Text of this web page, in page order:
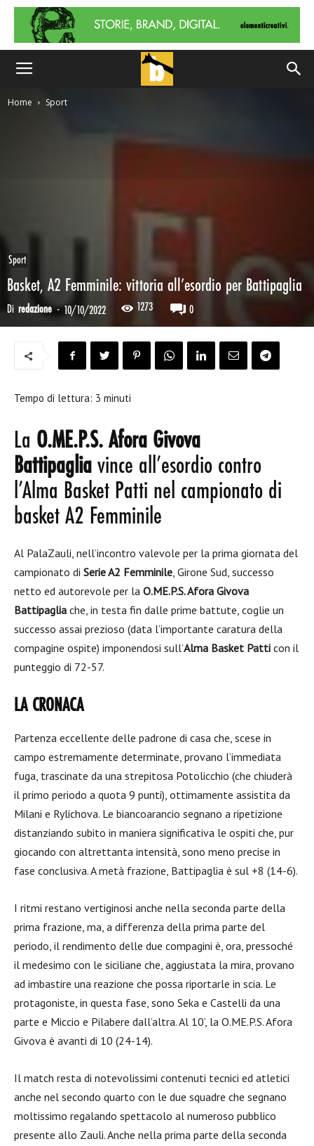
Home Sport
Sport
Basket, A2 Femminile: vittoria all’esordio per Battipaglia
Di redazione - 10/10/2022 1273 0
Tempo di lettura: 3 minuti
La O.ME.P.S. Afora Givova
Battipaglia vince all’esordio contro
l’Alma Basket Patti nel campionato di
basket A2 Femminile
Al PalaZauli, nell’incontro valevole per la prima giornata del
campionato di Serie A2 Femminile, Girone Sud, successo
netto ed autorevole per la O.ME.P.S. Afora Givova
Battipaglia che, in testa fin dalle prime battute, coglie un
successo assai prezioso (data l’importante caratura della
compagine ospite) imponendosi sull’Alma Basket Patti con il
punteggio di 72-57.
LA CRONACA
Partenza eccellente delle padrone di casa che, scese in
campo estremamente determinate, provano l’immediata
fuga, trascinate da una strepitosa Potolicchio (che chiuderà
il primo periodo a quota 9 punti), ottimamente assistita da
Milani e Rylichova. Le biancoarancio segnano a ripetizione
distanziando subito in maniera significativa le ospiti che, pur
giocando con altrettanta intensità, sono meno precise in
fase conclusiva. A metà frazione, Battipaglia è sul +8 (14-6).
I ritmi restano vertiginosi anche nella seconda parte della
prima frazione, ma, a differenza della prima parte del
periodo, il rendimento delle due compagini è, ora, pressoché
il medesimo con le siciliane che, aggiustata la mira, provano
ad imbastire una reazione che possa riportarle in scia. Le
protagoniste, in questa fase, sono Seka e Castelli da una
parte e Miccio e Pilabere dall’altra. Al 10’, la O.ME.P.S. Afora
Givova è avanti di 10 (24-14).
Il match resta di notevolissimi contenuti tecnici ed atletici
anche nel secondo quarto con le due squadre che segnano
moltissimo regalando spettacolo al numeroso pubblico
presente allo Zauli. Anche nella prima parte della seconda